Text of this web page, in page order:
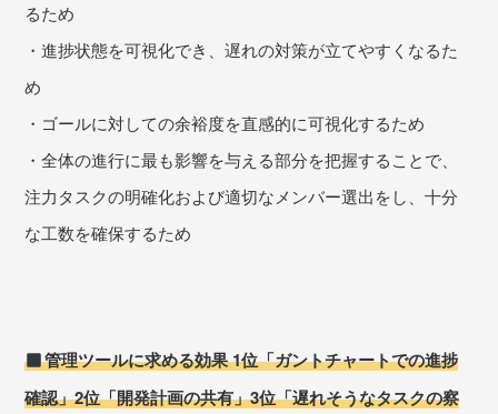
るため
・進捗状態を可視化でき、遅れの対策が立てやすくなるた
め
・ゴールに対しての余裕度を直感的に可視化するため
・全体の進行に最も影響を与える部分を把握することで、
注力タスクの明確化および適切なメンバー選出をし、十分
な工数を確保するため
管理ツールに求める効果 1位「ガントチャートでの進捗
確認」2位「開発計画の共有」3位「遅れそうなタスクの察